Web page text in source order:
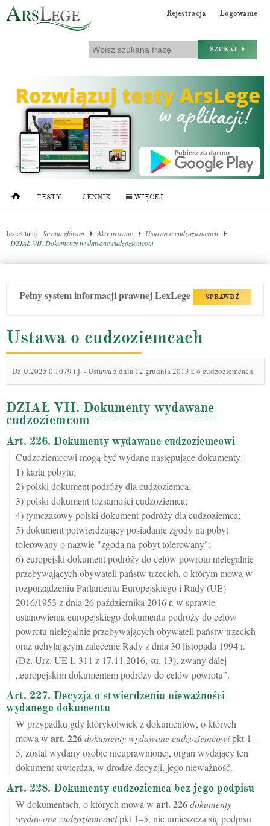
Rejestracja Logowanie
SZUKAJ
TESTY CENNIK WIĘCEJ
Jesteś tutaj: Strona główna Akty prawne
Ustawa o cudzoziemcach
DZIAŁ VII. Dokumenty wydawane cudzoziemcom
Pełny system informacji prawnej LexLege SPRAWDŹ
Ustawa o cudzoziemcach
Dz.U.2025.0.1079 t.j.-Ustawa z dnia 12 grudnia 2013 r. o cudzoziemcach
DZIAŁ VII. Dokumenty wydawane
cudzoziemcom
Art. 226. Dokumenty wydawane cudzoziemcowi
Cudzoziemcowi mogą być wydane następujące dokumenty:
1) karta pobytu;
2) polski dokument podróży dla cudzoziemca;
3) polski dokument tożsamości cudzoziemca;
4) tymczasowy polski dokument podróży dla cudzoziemca;
5) dokument potwierdzający posiadanie zgody na pobyt
tolerowany o nazwie "zgoda na pobyt tolerowany";
6) europejski dokument podróży do celów powrotu nielegalnie
przebywających obywateli państw trzecich, o którym mowa w
rozporządzeniu Parlamentu Europejskiego i Rady (UE)
2016/1953 z dnia 26 października 2016 r. w sprawie
ustanowienia europejskiego dokumentu podróży do celów
powrotu nielegalnie przebywających obywateli państw trzecich
oraz uchylającym zalecenie Rady z dnia 30 listopada 1994 r.
(Dz. Urz. UE L 311 z 17.11.2016, str. 13), zwany dalej
„europejskim dokumentem podróży do celów powrotu”.
Art. 227. Decyzja o stwierdzeniu nieważności
wydanego dokumentu
W przypadku gdy którykolwiek z dokumentów, o których
mowa w art.226dokumenty wydawane cudzoziemcowipkt 1–
5, został wydany osobie nieuprawnionej, organ wydający ten
dokument stwierdza, w drodze decyzji, jego nieważność.
Art. 228. Dokumenty cudzoziemca bez jego podpisu
W dokumentach, o których mowa w art.226dokumenty
wydawane cudzoziemcowipkt 1–5, nie umieszcza się podpisu